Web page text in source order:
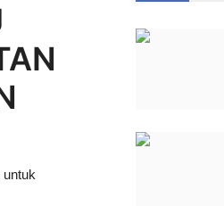
untuk